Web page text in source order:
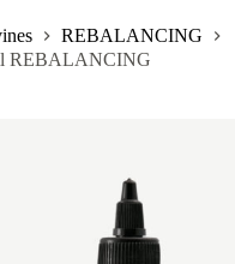
REBALANCING
REBALANCING